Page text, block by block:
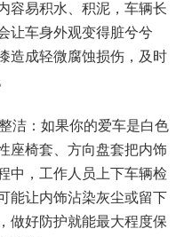
容易积水、积泥，车辆长
让车身外观变得脏兮兮
造成轻微腐蚀损伤，及时
洁：如果你的爱车是白色
座椅套、方向盘套把内饰
中，工作人员上下车辆检
能让内饰沾染灰尘或留下
做好防护就能最大程度保